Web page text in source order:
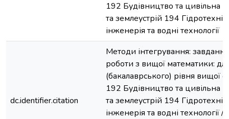
192 Будівництво та цивільна
та землеустрій 194
інженерія та водні технології
dc.identifier.citation
Методи інтегрування: завдання
роботи з вищої математики:
(бакалаврського) рівня вищої
192 Будівництво та цивільна
та землеустрій 194
інженерія та водні технології